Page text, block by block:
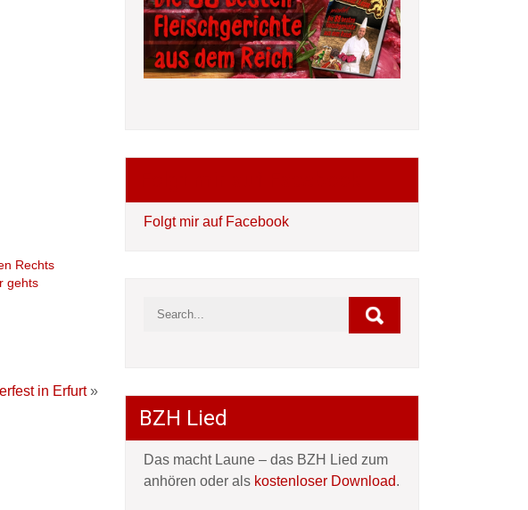
Rechts
gehts
in Erfurt»
Folgt mir auf Facebook
BZH Lied
Das macht Laune – das BZH Lied zum
anhören oder als kostenloser Download.